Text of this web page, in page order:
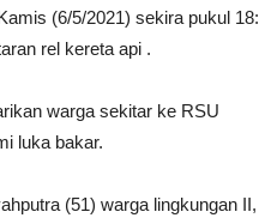
(6/5/2021) sekira pukul 18:
rel kereta api .
warga sekitar ke RSU
luka bakar.
(51) warga lingkungan II,